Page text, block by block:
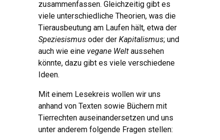
zusammenfassen. Gleichzeitig gibt es
viele unterschiedliche Theorien, was die
Tierausbeutung am Laufen hält, etwa der
Speziesismus oder der Kapitalismus; und
auch wie eine vegane Welt aussehen
könnte, dazu gibt es viele verschiedene
Ideen.
Mit einem Lesekreis wollen wir uns
anhand von Texten sowie Büchern mit
Tierrechten auseinandersetzen und uns
unter anderem folgende Fragen stellen: